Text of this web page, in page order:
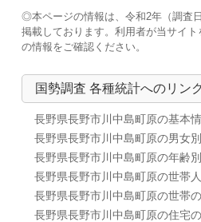
◎本ページの情報は、令和2年（調査
掲載しております。利用者が当サイ
の情報をご確認ください。
国勢調査 各種統計へのリンク
長野県長野市川中島町原の基本
長野県長野市川中島町原の男女
長野県長野市川中島町原の年齢
長野県長野市川中島町原の世帯
長野県長野市川中島町原の世帯
長野県長野市川中島町原の住宅